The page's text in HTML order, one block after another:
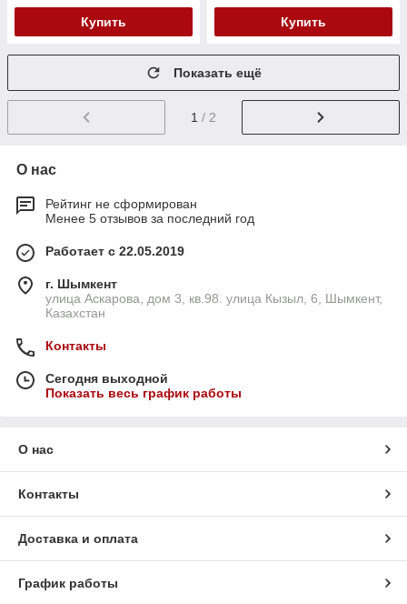
Купить Купить
Показать ещё
1 / 2
О нас
Рейтинг не сформирован
Менее 5 отзывов за последний год
Работает с 22.05.2019
г. Шымкент
улица Аскарова, дом 3, кв.98. улица Кызыл, 6, Шымкент,
Казахстан
Контакты
Сегодня выходной
Показать весь график работы
О нас
Контакты
Доставка и оплата
График работы